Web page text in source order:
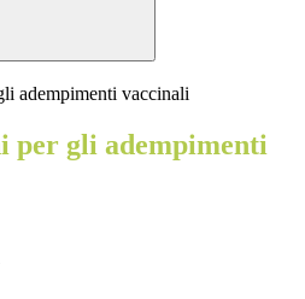
adempimenti vaccinali
gli adempimenti